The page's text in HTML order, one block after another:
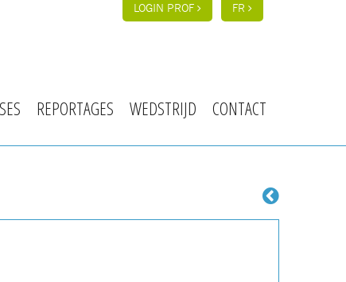
LOGIN PROF FR
REPORTAGES WEDSTRIJD CONTACT